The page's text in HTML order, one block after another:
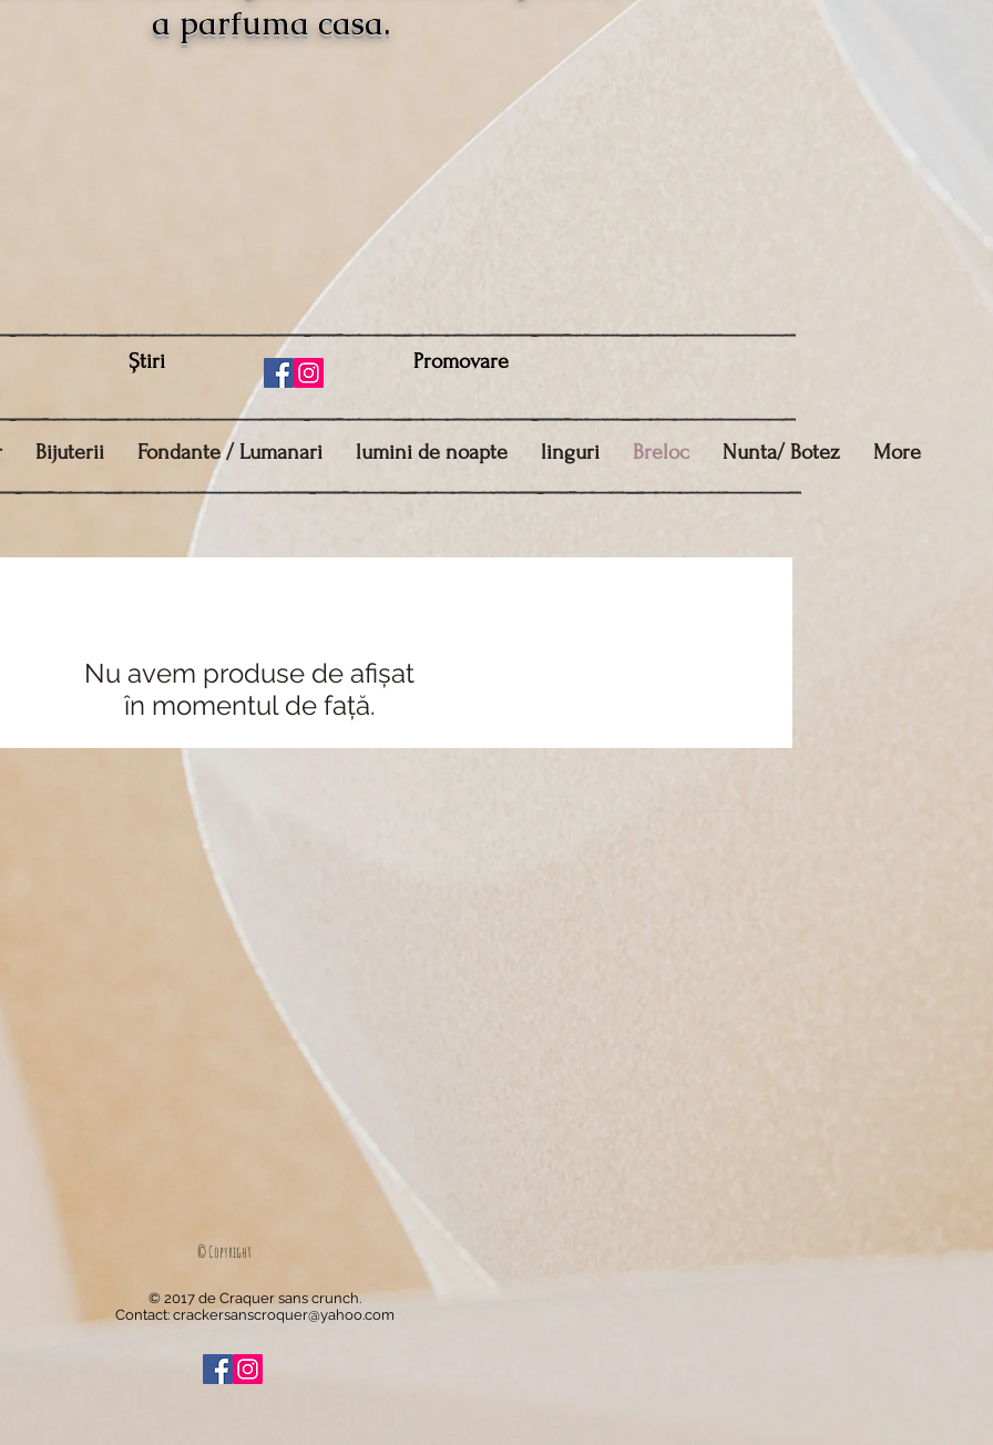
a parfuma casa.
Știri Promovare
Bijuterii Fondante / Lumanari lumini de noapte linguri Breloc Nunta/ Botez More
Nu avem produse de afișat
în momentul de față.
© 2017 de Craquer sans crunch.
Contact:crackersanscroquer@yahoo.com
© Copyright